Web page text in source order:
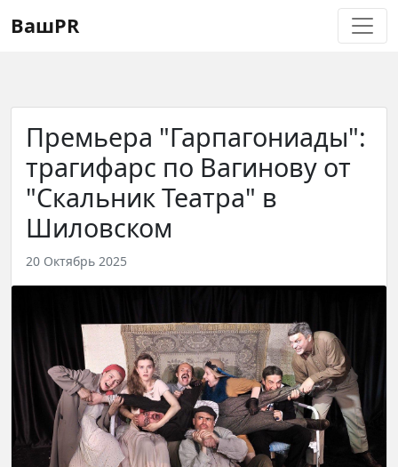
Регистрация
ВашPR
Премьера "Гарпагониады":
трагифарс по Вагинову от
"Скальник Театра" в
Шиловском
20 Октябрь 2025